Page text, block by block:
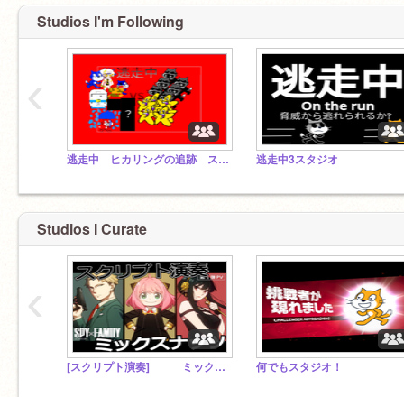
Studios I'm Following
逃走中 ヒカリングの追跡 スタジオ 逃走中3スタジオ
‹
Studios I Curate
[スクリプト演奏] ミックスナッツ 拡散専用スタジオ!! 何でもスタジオ！
‹